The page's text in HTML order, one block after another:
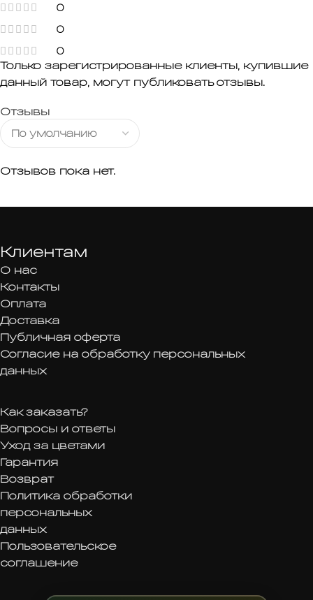
0
0
0
Отзывы
Отзывов пока нет.
Только зарегистрированные клиенты, купившие
данный товар, могут публиковать отзывы.
Клиентам
О нас
Контакты
Оплата
Доставка
Публичная оферта
Согласие на обработку персональных
данных
Как заказать?
Вопросы и ответы
Уход за цветами
Гарантия
Возврат
Политика обработки
персональных
данных
Пользовательское
соглашение